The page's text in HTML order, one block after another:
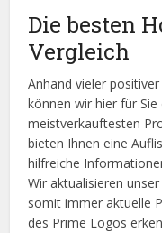
Die besten
Vergleich
Anhand vieler
können wir hier für
meistverkauftesten
bieten Ihnen eine
hilfreiche
Wir aktualisieren
somit immer aktuelle
des Prime Logos